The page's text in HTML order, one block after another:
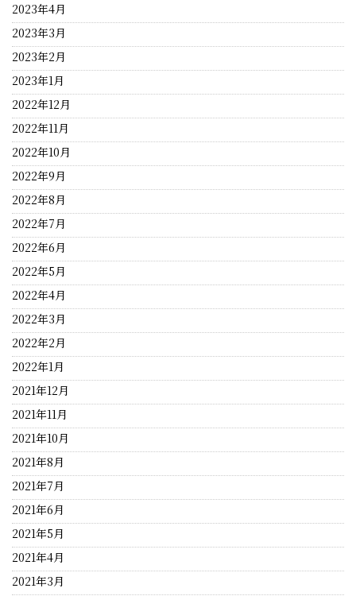
2023年4月
2023年3月
2023年2月
2023年1月
2022年12月
2022年11月
2022年10月
2022年9月
2022年8月
2022年7月
2022年6月
2022年5月
2022年4月
2022年3月
2022年2月
2022年1月
2021年12月
2021年11月
2021年10月
2021年8月
2021年7月
2021年6月
2021年5月
2021年4月
2021年3月